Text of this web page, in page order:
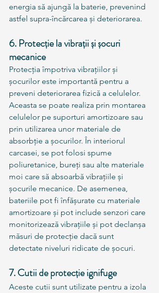
energia să ajungă la baterie, prevenind
astfel supra-încărcarea și deteriorarea.
6. Protecție la vibrații și șocuri
mecanice
Protecția împotriva vibrațiilor și
șocurilor este importantă pentru a
preveni deteriorarea fizică a celulelor.
Aceasta se poate realiza prin montarea
celulelor pe suporturi amortizoare sau
prin utilizarea unor materiale de
absorbție a șocurilor. În interiorul
carcasei, se pot folosi spume
poliuretanice, bureți sau alte materiale
moi care să absoarbă vibrațiile și
șocurile mecanice. De asemenea,
bateriile pot fi înfășurate cu materiale
amortizoare și pot include senzori care
monitorizează vibrațiile și pot declanșa
măsuri de protecție dacă sunt
detectate niveluri ridicate de șocuri.
7. Cutii de protecție ignifuge
Aceste cutii sunt utilizate pentru a izola